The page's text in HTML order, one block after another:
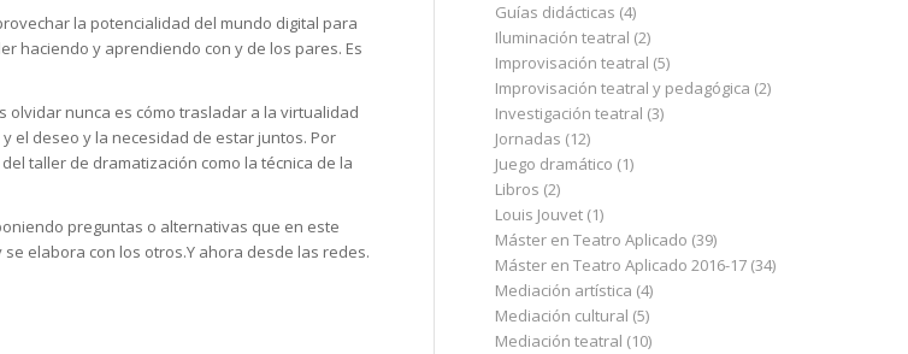
la potencialidad del mundo digital para
haciendo y aprendiendo con y de los pares. Es
nunca es cómo trasladar a la virtualidad
el deseo y la necesidad de estar juntos. Por
taller de dramatización como la técnica de la
preguntas o alternativas que en este
elabora con los otros.Y ahora desde las redes.
Guías didácticas (4)
Iluminación teatral (2)
Improvisación teatral (5)
Improvisación teatral y pedagógica (2)
Investigación teatral (3)
Jornadas (12)
Juego dramático (1)
Libros (2)
Louis Jouvet (1)
Máster en Teatro Aplicado (39)
Máster en Teatro Aplicado 2016-17 (34)
Mediación artística (4)
Mediación cultural (5)
Mediación teatral (10)